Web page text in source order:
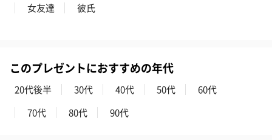
女友達
彼氏
このプレゼントにおすすめの年代
20代後半 30代 40代 50代
60代
70代
80代 90代